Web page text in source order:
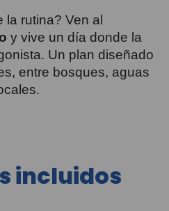
rutina? Ven al
y vive un día donde la
Un plan diseñado
entre bosques, aguas
incluidos